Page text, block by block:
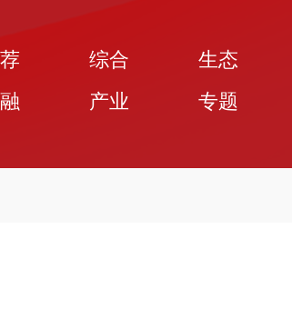
综合 生态
产业 专题